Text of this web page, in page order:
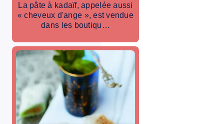
La pâte à kadaïf, appelée aussi
« cheveux d'ange », est vendue
dans les boutiqu…